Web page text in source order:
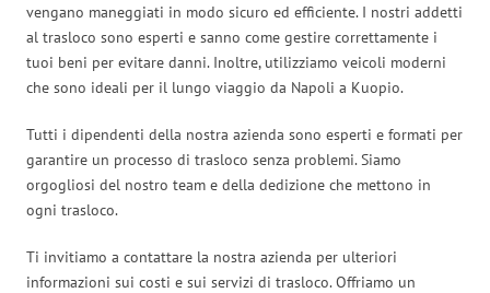
vengano maneggiati in modo sicuro ed efficiente. I nostri addetti
al trasloco sono esperti e sanno come gestire correttamente i
tuoi beni per evitare danni. Inoltre, utilizziamo veicoli moderni
che sono ideali per il lungo viaggio da Napoli a Kuopio.
Tutti i dipendenti della nostra azienda sono esperti e formati per
garantire un processo di trasloco senza problemi. Siamo
orgogliosi del nostro team e della dedizione che mettono in
ogni trasloco.
Ti invitiamo a contattare la nostra azienda per ulteriori
informazioni sui costi e sui servizi di trasloco. Offriamo un